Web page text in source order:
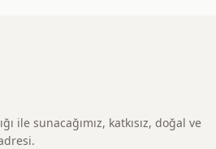
ile sunacağımız, katkısız, doğal ve